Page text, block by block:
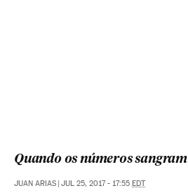
Quando os números sangram
JUAN ARIAS | JUL 25, 2017 - 17:55 EDT